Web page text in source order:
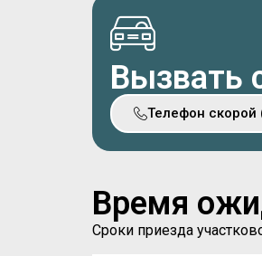
Вызвать
Телефон скорой
Время
Сроки приезда